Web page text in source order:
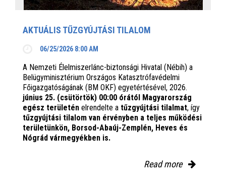
AKTUÁLIS TŰZGYÚJTÁSI TILALOM
06/25/2026 8:00 AM
A Nemzeti Élelmiszerlánc-biztonsági Hivatal (Nébih) a
Belügyminisztérium Országos Katasztrófavédelmi
Főigazgatóságának (BM OKF) egyetértésével, 2026.
június 25. (csütörtök) 00:00 órától Magyarország
egész területén elrendelte a tűzgyújtási tilalmat, így
tűzgyújtási tilalom van érvényben a teljes működési
területünkön, Borsod-Abaúj-Zemplén, Heves és
Nógrád vármegyékben is.
Read more